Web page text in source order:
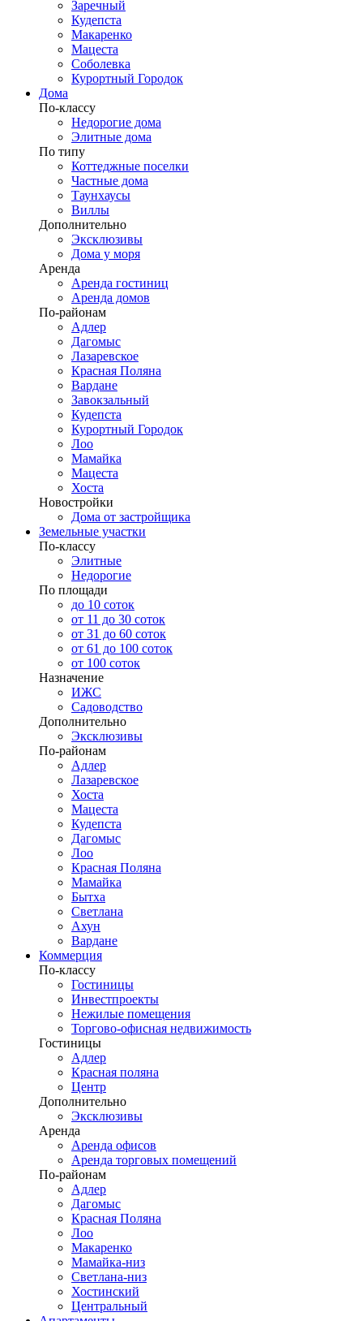
Заречный
Кудепста
Макаренко
Мацеста
Соболевка
Курортный Городок
Дома
По-классу
Недорогие дома
Элитные дома
По типу
Коттеджные поселки
Частные дома
Таунхаусы
Виллы
Дополнительно
Эксклюзивы
Дома у моря
Аренда
Аренда гостиниц
Аренда домов
По-районам
Адлер
Дагомыс
Лазаревское
Красная Поляна
Вардане
Завокзальный
Кудепста
Курортный Городок
Лоо
Мамайка
Мацеста
Хоста
Новостройки
Дома от застройщика
Земельные участки
По-классу
Элитные
Недорогие
По площади
до 10 соток
от 11 до 30 соток
от 31 до 60 соток
от 61 до 100 соток
от 100 соток
Назначение
ИЖС
Садоводство
Дополнительно
Эксклюзивы
По-районам
Адлер
Лазаревское
Хоста
Мацеста
Кудепста
Дагомыс
Лоо
Красная Поляна
Мамайка
Бытха
Светлана
Ахун
Вардане
Коммерция
По-классу
Гостиницы
Инвестпроекты
Нежилые помещения
Торгово-офисная недвижимость
Гостиницы
Адлер
Красная поляна
Центр
Дополнительно
Эксклюзивы
Аренда
Аренда офисов
Аренда торговых помещений
По-районам
Адлер
Дагомыс
Красная Поляна
Лоо
Макаренко
Мамайка-низ
Светлана-низ
Хостинский
Центральный